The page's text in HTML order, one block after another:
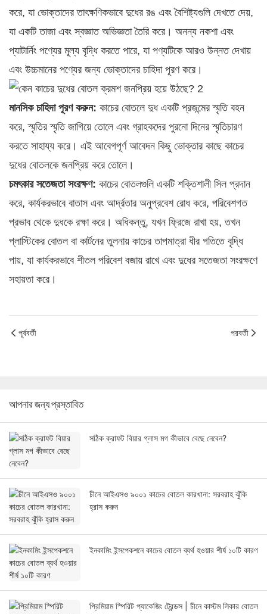
করে, যা ভোক্তাদের তাৎক্ষণিকভাবে দুধের রঙ এবং বৈশিষ্ট্যগুলি দেখতে দেয়,
যা একটি তাজা এবং স্বজ্ঞাত অভিজ্ঞতা তৈরি করে। অনন্য নকশা এবং
প্যাটার্নিং পণ্যের মূল্য বৃদ্ধি করতে পারে, যা পণ্যটিকে আরও উন্নত দেখায়
এবং উচ্চমানের পণ্যের জন্য ভোক্তাদের চাহিদা পূরণ করে।
মানসিক চাহিদা পূরণ করুন: কাচের বোতলে দুধ একটি প্রজন্মের স্মৃতি বহন
করে, স্মৃতির স্মৃতি জাগিয়ে তোলে এবং গ্রাহকদের পুরনো দিনের স্মৃতিচারণ
করতে সাহায্য করে। এই আবেগপূর্ণ আবেদন কিছু ভোক্তার কাছে কাচের
দুধের বোতলকে জনপ্রিয় করে তোলে।
চমৎকার সতেজতা সংরক্ষণ: কাচের বোতলগুলি একটি শক্তিশালী সিল প্রদান
করে, কার্যকরভাবে বাতাস এবং আর্দ্রতার অনুপ্রবেশ রোধ করে, পরিবেশগত
প্রভাব থেকে দুধকে রক্ষা করে। অধিকন্তু, যখন ফ্রিজে রাখা হয়, তখন
প্লাস্টিকের বোতল বা কার্টনের তুলনায় কাচের তাপমাত্রা ধীর গতিতে বৃদ্ধি
পায়, যা কার্যকরভাবে শীতল পরিবেশ বজায় রাখে এবং দুধের সতেজতা সংরক্ষণে
সহায়তা করে।
পূর্ববর্তী পরবর্তী
আপনার জন্য প্রস্তাবিত
সঠিক ক্রাফট বিয়ার গ্লাস মগ কীভাবে বেছে নেবেন?
চীনে আইএসও ৯০০১ কাচের বোতল কারখানা: সরবরাহ ঝুঁকি
হ্রাস করুন
ইনকামিং ইন্সপেকশনে কাচের বোতল ব্যর্থ হওয়ার শীর্ষ ১০টি কারণ
প্রিমিয়াম স্পিরিট প্যাকেজিং ট্রেন্ডস | চীনে কাস্টম লিকার বোতল